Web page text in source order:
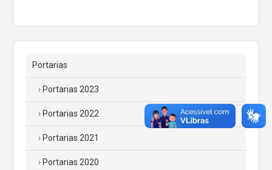
Portarias
Portarias 2023
Portarias 2022
Portarias 2021
Portarias 2020